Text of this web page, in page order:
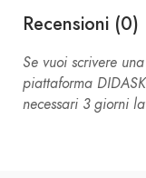
Recensioni (0)
Se vuoi scrivere
piattaforma
necessari 3 giorni